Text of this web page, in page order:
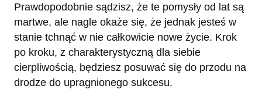
Prawdopodobnie sądzisz, że te pomysły od lat są
martwe, ale nagle okaże się, że jednak jesteś w
stanie tchnąć w nie całkowicie nowe życie. Krok
po kroku, z charakterystyczną dla siebie
cierpliwością, będziesz posuwać się do przodu na
drodze do upragnionego sukcesu.